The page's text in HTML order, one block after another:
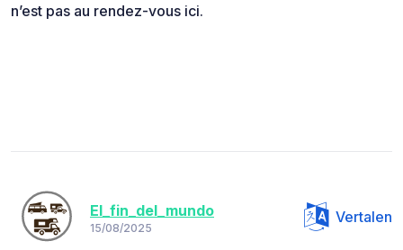
n’est pas au rendez-vous ici.
El_fin_del_mundo
15/08/2025
Vertalen